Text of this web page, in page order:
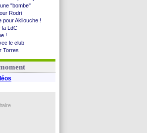
"bombe"
Rodri
pour Akliouche !
la LdC
!
le club
Torres